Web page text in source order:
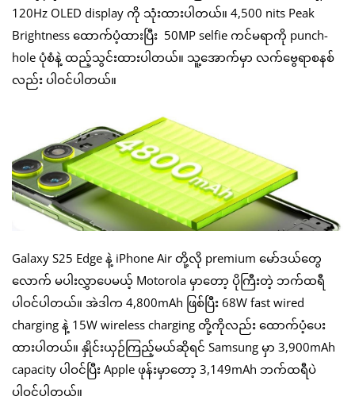
120Hz OLED display ကို သုံးထားပါတယ်။ 4,500 nits Peak
Brightness ထောက်ပံ့ထားပြီး 50MP selfie ကင်မရာကို punch-
hole ပုံစံနဲ့ ထည့်သွင်းထားပါတယ်။ သူ့အောက်မှာ လက်ဗွေရာစနစ်
လည်း ပါဝင်ပါတယ်။
Galaxy S25 Edge နဲ့ iPhone Air တို့လို premium မော်ဒယ်တွေ
လောက် မပါးလွှာပေမယ့် Motorola မှာတော့ ပိုကြီးတဲ့ ဘက်ထရီ
ပါဝင်ပါတယ်။ အဲဒါက 4,800mAh ဖြစ်ပြီး 68W fast wired
charging နဲ့ 15W wireless charging တို့ကိုလည်း ထောက်ပံ့ပေး
ထားပါတယ်။ နှိုင်းယှဉ်ကြည့်မယ်ဆိုရင် Samsung မှာ 3,900mAh
capacity ပါဝင်ပြီး Apple ဖုန်းမှာတော့ 3,149mAh ဘက်ထရီပဲ
ပါဝင်ပါတယ်။